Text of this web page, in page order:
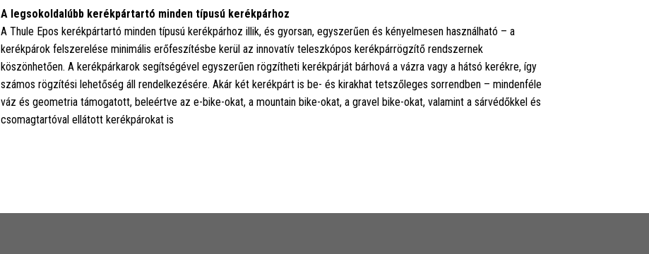
A legsokoldalúbb kerékpártartó minden típusú kerékpárhoz
A Thule Epos kerékpártartó minden típusú kerékpárhoz illik, és gyorsan, egyszerűen és kényelmesen használható – a
kerékpárok felszerelése minimális erőfeszítésbe kerül az innovatív teleszkópos kerékpárrögzítő rendszernek
köszönhetően. A kerékpárkarok segítségével egyszerűen rögzítheti kerékpárját bárhová a vázra vagy a hátsó kerékre, így
számos rögzítési lehetőség áll rendelkezésére. Akár két kerékpárt is be- és kirakhat tetszőleges sorrendben – mindenféle
váz és geometria támogatott, beleértve az e-bike-okat, a mountain bike-okat, a gravel bike-okat, valamint a sárvédőkkel és
csomagtartóval ellátott kerékpárokat is